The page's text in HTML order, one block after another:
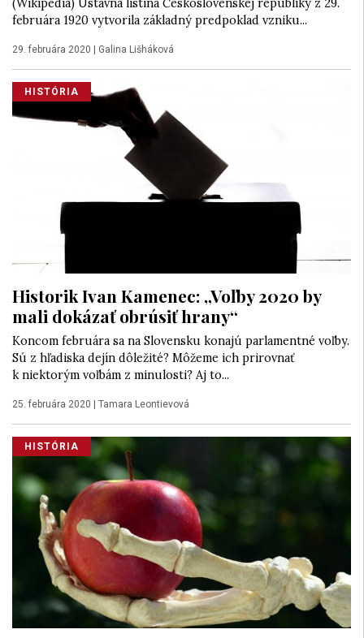
februára 1920 vytvorila základný predpoklad vzniku...
29. februára 2020 | Galina Lišháková
HISTÓRIA
Historik Ivan Kamenec: „Voľby 2020 by
mali dokázať obrúsiť hrany“
Koncom februára sa na Slovensku konajú parlamentné voľby.
Sú z hľadiska dejín dôležité? Môžeme ich prirovnať
k niektorým voľbám z minulosti? Aj to...
25. februára 2020 | Tamara Leontievová
HISTÓRIA